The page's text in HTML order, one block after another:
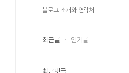
블로그 소개와 연락처
최근글 인기글
최근댓글